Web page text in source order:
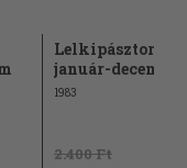
Lelkipásztor
január-december
1983
2.400 Ft